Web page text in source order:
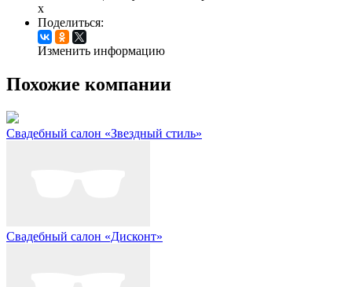
x
Поделиться:
Изменить информацию
Похожие компании
Свадебный салон «Звездный стиль»
Свадебный салон «Дисконт»